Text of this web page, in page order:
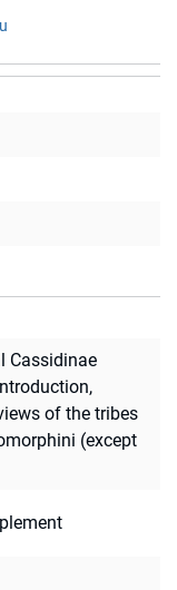
Cassidinae
of the tribes
(except